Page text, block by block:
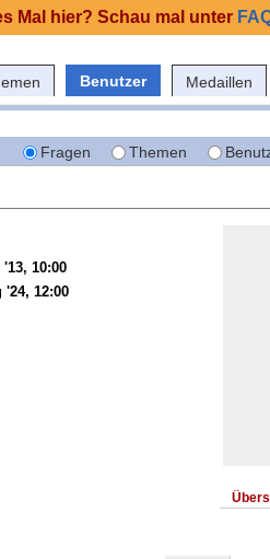
Benutzer Medaillen
Fragen Themen
10:00
'24, 12:00
Mal hier? Schau mal unter